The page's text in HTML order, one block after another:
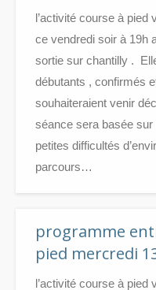
l’activité course à
ce vendredi soir à 19h
sortie sur chantilly .
débutants , confirmés
souhaiteraient venir
séance sera basée
petites difficultés
parcours…
programme
pied mercredi
l’activité course à